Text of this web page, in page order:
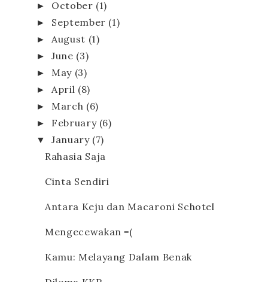
► October (1)
► September (1)
► August (1)
► June (3)
► May (3)
► April (8)
► March (6)
► February (6)
▼ January (7)
Rahasia Saja
Cinta Sendiri
Antara Keju dan Macaroni Schotel
Mengecewakan =(
Kamu: Melayang Dalam Benak